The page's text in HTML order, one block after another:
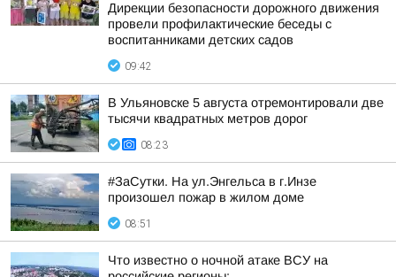
Дирекции безопасности дорожного движения
провели профилактические беседы с
воспитанниками детских садов
09:42
В Ульяновске 5 августа отремонтировали две
тысячи квадратных метров дорог
08:23
#ЗаСутки. На ул.Энгельса в г.Инзе
произошел пожар в жилом доме
08:51
Что известно о ночной атаке ВСУ на